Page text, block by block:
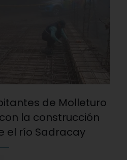
de Molleturo
la construcción
el río Sadracay